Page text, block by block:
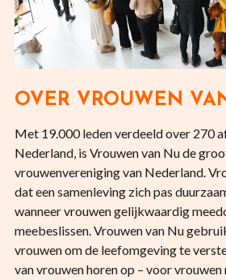
OVER VROUWEN
Met 19.000 leden verdeeld over 270
Nederland, is Vrouwen van Nu de
vrouwenvereniging van Nederland.
dat een samenleving zich pas
wanneer vrouwen gelijkwaardig
meebeslissen. Vrouwen van Nu
vrouwen om de leefomgeving te
van vrouwen horen op – voor vrouwen